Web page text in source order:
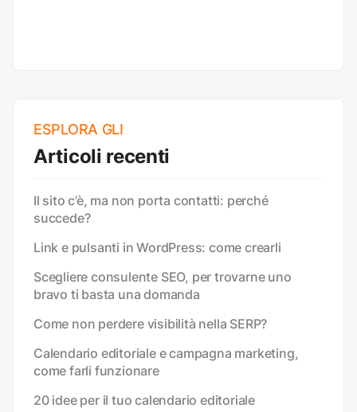
ESPLORA GLI
Articoli recenti
Il sito c’è, ma non porta contatti: perché
succede?
Link e pulsanti in WordPress: come crearli
Scegliere consulente SEO, per trovarne uno
bravo ti basta una domanda
Come non perdere visibilità nella SERP?
Calendario editoriale e campagna marketing,
come farli funzionare
20 idee per il tuo calendario editoriale